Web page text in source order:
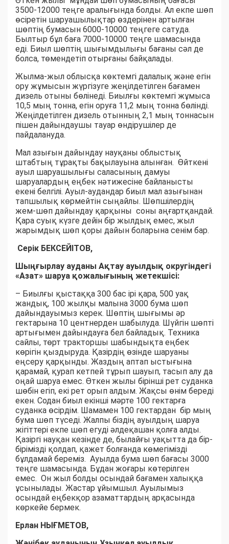
3500-12000 теңге аралығында болды. Ал екпе шөп
өсіретін шаруашылықтар өздерінен артылған
шөптің бумасын 6000-10000 теңгеге сатуда.
Былтыр бұл баға 7000-10000 теңге шамасында
еді. Биыл шөптің шығымдылығы бағаны сәл де
болса, төмендетіп отырғаны байқалады.
Жылма-жыл облысқа көктемгі далалық және егін
ору жұмысын жүргізуге жеңілдетілген бағамен
дизель отыны бөлінеді. Биылғы көктемгі жұмыса
10,5 мың тонна, егін оруға 11,2 мың тонна бөлінді.
Жеңілдетілген дизель отынның 2,1 мың тоннасын
пішен дайындаушы тауар өндірушілер де
пайдалануда.
Мал азығын дайындау науқаны облыстық
штабтың тұрақты бақылауына алынған. Өйткені
ауыл шаруашылығы саласының дамуы
шаруалардың еңбек нәтижесіне байланысты
екені белгілі. Ауыл-аудандар биыл мал азығынан
тапшылық көрмейтін сыңайлы. Шөпшілердің
жем-шөп дайындау қарқыны соны аңғартқандай.
Қара суық күзге дейін бір жылдық емес, жыл
жарымдық шөп қоры дайын боларына сенім бар.
Серік БЕКСЕЙІТОВ,
Шыңғырлау ауданы Ақтау ауылдық округіндегі
«Азат» шаруа қожалығының жетекшісі:
– Биылғы қыстаққа 300 бас ірі қара, 500 уақ
жандық, 100 жылқы малына 3000 бума шөп
дайындауымыз керек. Шөптің шығымы әр
гектарына 10 центнерден шабылуда. Шүйгін шөпті
артығымен дайындауға бел байладық. Техника
сайлы, төрт тракторшы шабындықта еңбек
көрігін қыздыруда. Қазірдің өзінде шаруаны
еңсеру қарқынды. Жаздың аптап ыстығына
қарамай, қурап кетпей тұрып шауып, тасып алу да
оңай шаруа емес. Өткен жылы бірінші рет суданка
шөбін егіп, екі рет орып алдым. Жақсы өнім береді
екен. Содан биыл екінші мәрте 100 гектарға
суданка өсірдім. Шамамен 100 гектардан бір мың
бума шөп түседі. Жалпы біздің ауылдың шаруа
жігіттері екпе шөп егуді әлдеқашан қолға алды.
Қазіргі науқан кезінде де, былайғы уақытта да бір-
бірімізді қолдап, қажет болғанда көмегімізді
бұлдамай береміз. Ауылда бума шөп бағасы 3000
теңге шамасында. Бұдан жоғары көтерілген
емес. Он жыл болды осындай бағамен халыққа
ұсынылады. Жастар ұйымшыл. Ауылымыз
осындай еңбекқор азаматтардың арқасында
көркейе бермек.
Ерлан НЫҒМЕТОВ,